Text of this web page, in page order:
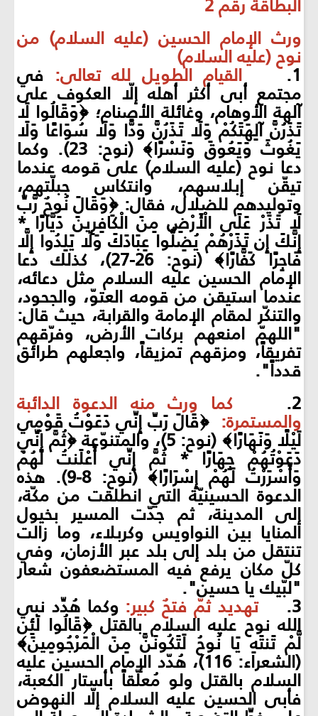
البطاقة رقم 2
ورث الإمام الحسين (عليه السلام) من
نوح (عليه السلام)
1. القيام الطويل لله تعالى: في
مجتمع أبى أكثر أهله إلّا العكوف على
آلهة الأوهام، وغائلة الأصنام؛ ﴿وَقَالُوا لَا
تَذَرُنَّ آلِهَتَكُمْ وَلَا تَذَرُنَّ وَدًّا وَلَا سُوَاعًا وَلَا
يَغُوثَ وَيَعُوقَ وَنَسْرًا﴾ (نوح: 23). وكما
دعا نوح (عليه السلام) على قومه عندما
تيقّن إبلاسهم، وانتكاس جبلّتهم،
وتوليدهم للضلال، فقال: ﴿وَقَالَ نُوحٌ رَّبِّ
لَا تَذَرْ عَلَى الْأَرْضِ مِنَ الْكَافِرِينَ دَيَّارًا *
إِنَّكَ إِن تَذَرْهُمْ يُضِلُّوا عِبَادَكَ وَلَا يَلِدُوا إِلَّا
فَاجِرًا كَفَّارًا﴾ (نوح: 26-27)، كذلك دعا
الإمام الحسين عليه السلام مثل دعائه،
عندما استيقن من قومه العتوّ، والجحود،
والتنكّر لمقام الإمامة والقرابة، حيث قال:
"اللهمّ امنعهم بركات الأرض، وفرّقهم
تفريقاً، ومزقهم تمزيقاً، واجعلهم طرائق
قدداً".
2.
كما ورث منه الدعوة الدائبة
والمستمرة: ﴿قَالَ رَبِّ إِنِّي دَعَوْتُ قَوْمِي
لَيْلًا وَنَهَارًا﴾ (نوح: 5)، والمتنوّعة ﴿ثُمَّ إِنِّي
دَعَوْتُهُمْ جِهَارًا * ثُمَّ إِنِّي أَعْلَنتُ لَهُمْ
وَأَسْرَرْتُ لَهُمْ إِسْرَارًا﴾ (نوح: 8-9). هذه
الدعوة الحسينيّة التي انطلقت من مكّة،
إلى المدينة، ثم جدّت المسير بخيول
المنايا بين النواويس وكربلاء، وما زالت
تنتقل من بلد إلى بلد عبر الأزمان، وفي
كلّ مكان يرفع فيه المستضعفون شعار
"لبّيك يا حسين".
3. تهديد ثمّ فتحٌ كبير: وكما هُدِّد نبي
الله نوح عليه السلام بالقتل ﴿قَالُوا لَئِن
لَّمْ تَنتَهِ يَا نُوحُ لَتَكُونَنَّ مِنَ الْمَرْجُومِينَ﴾
(الشعراء: 116)، هُدّد الإمام الحسين عليه
السلام بالقتل ولو مُعلّقاً بأستار الكعبة،
فأبى الحسين عليه السلام إلّا النهوض